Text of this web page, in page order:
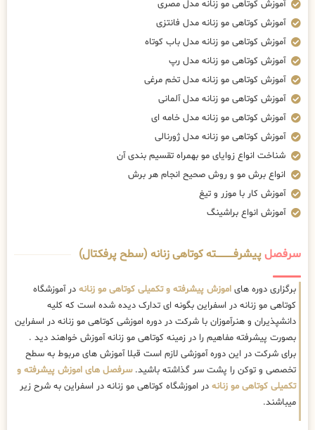
آموزش کوتاهی مو زنانه مدل مصری
آموزش کوتاهی مو زنانه مدل فانتزی
آموزش کوتاهی مو زنانه مدل باب کوتاه
آموزش کوتاهی مو زنانه مدل رپ
آموزش کوتاهی مو زنانه مدل تخم مرغی
آموزش کوتاهی مو زنانه مدل آلمانی
آموزش کوتاهی مو زنانه مدل خامه ای
آموزش کوتاهی مو زنانه مدل ژورنالی
شناخت انواع زوایای مو بهمراه تقسیم بندی آن
انواع برش مو و روش صحیح انجام هر برش
آموزش کار با موزر و تیغ
آموزش انواع براشینگ
سرفصلپیشرفــــــــــــته کوتاهی زنانه (سطح پرفکتال)
برگزاری دوره های اموزش پیشرفته و تکمیلی کوتاهی مو زنانه در آموزشگاه
کوتاهی مو زنانه در اسفراین بگونه ای تدارک دیده شده است که کلیه
دانشپذیران و هنرآموزان با شرکت در دوره اموزشی کوتاهی مو زنانه در اسفراین
بصورت پیشرفته مفاهیم را در زمینه کوتاهی مو زنانه آموزش خواهند دید .
برای شرکت در این دوره آموزشی لازم است قبلا آموزش های مربوط به سطح
تخصصی و توکن را پشت سر گذاشته باشید.سرفصل های اموزش پیشرفته و
تکمیلی کوتاهی مو زنانه در اموزشگاه کوتاهی مو زنانه در اسفراین به شرح زیر
میباشند.